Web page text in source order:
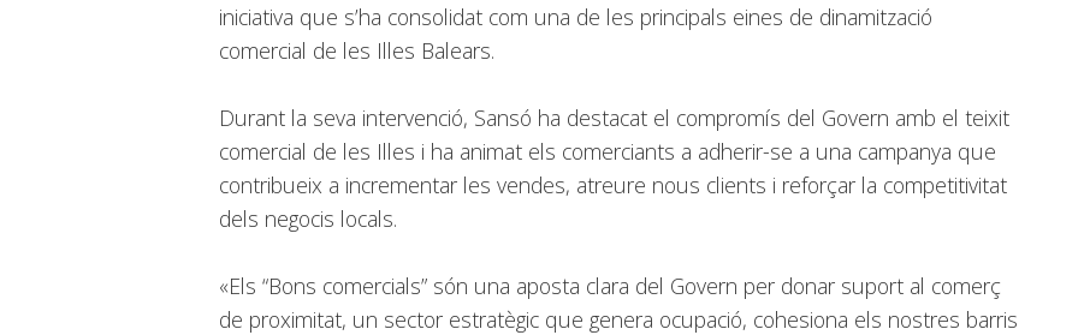
iniciativa que s’ha consolidat com una de les principals eines de dinamització
comercial de les Illes Balears.
Durant la seva intervenció, Sansó ha destacat el compromís del Govern amb el teixit
comercial de les Illes i ha animat els comerciants a adherir-se a una campanya que
contribueix a incrementar les vendes, atreure nous clients i reforçar la competitivitat
dels negocis locals.
«Els “Bons comercials” són una aposta clara del Govern per donar suport al comerç
de proximitat, un sector estratègic que genera ocupació, cohesiona els nostres barris